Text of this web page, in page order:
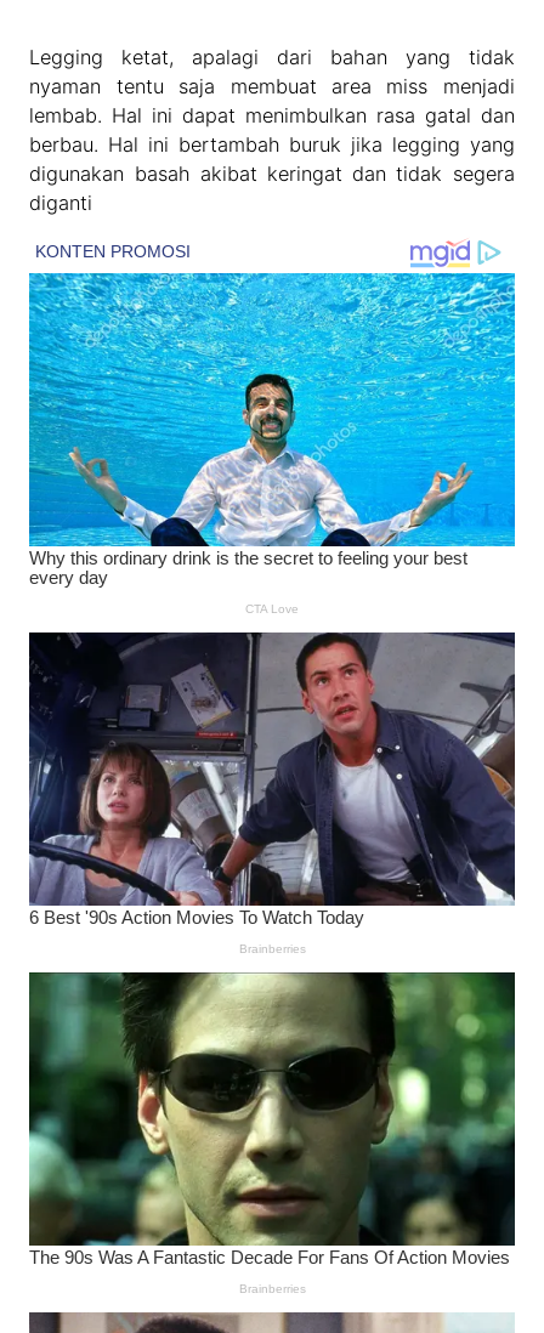
Legging ketat, apalagi dari bahan yang tidak
nyaman tentu saja membuat area miss menjadi
lembab. Hal ini dapat menimbulkan rasa gatal dan
berbau. Hal ini bertambah buruk jika legging yang
digunakan basah akibat keringat dan tidak segera
diganti